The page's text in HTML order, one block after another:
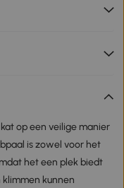
op een veilige manier
is zowel voor het
het een plek biedt
kunnen